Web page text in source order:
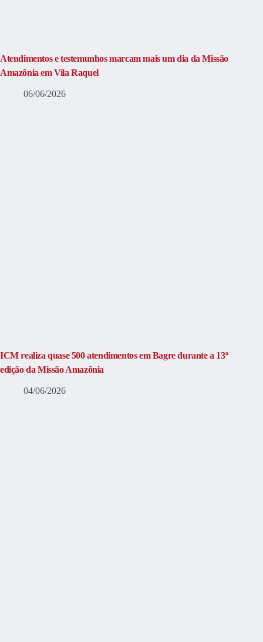
Atendimentos e testemunhos marcam mais um dia da Missão
Amazônia em Vila Raquel
06/06/2026
ICM realiza quase 500 atendimentos em Bagre durante a 13ª
edição da Missão Amazônia
04/06/2026